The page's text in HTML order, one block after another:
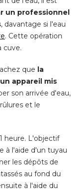
un professionnel
, davantage si l'eau
. Cette opération
cuve.
que la
appareil mis
son arrivée d'eau,
et le
heure. L'objectif
à l'aide d'un tuyau
les dépôts de
au fond du
à l'aide du